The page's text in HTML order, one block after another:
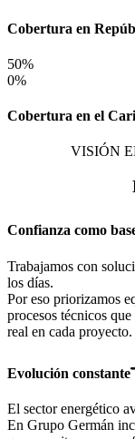
Cobertura en
50%
0%
Cobertura en el
VISIÓN
Confianza como
Trabajamos con
los días.
Por eso priorizamos
procesos técnicos
real en cada proyecto.
Evolución constante
El sector energético
En Grupo Germán